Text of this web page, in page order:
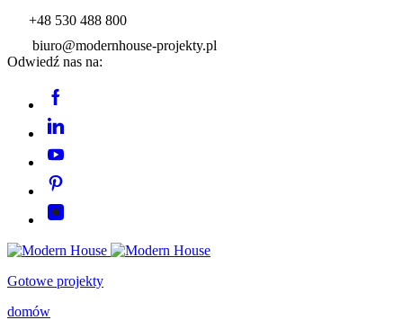
+48 530 488 800
biuro@modernhouse-projekty.pl
Odwiedź nas na:
Gotowe projekty
domów